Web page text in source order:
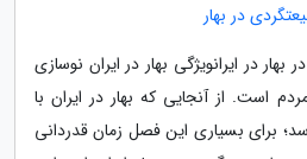
در ایرانویژگی بهار در ایران نوسازی
است. از آنجایی که بهار در ایران با
برای بسیاری این فصل زمان قدردانی